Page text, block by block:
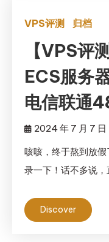
VPS评测 归档
【VPS评
ECS服务
电信联通
2024 年 7 月 7 日
咳咳，终于熬到放
录一下！话不多说
Discover